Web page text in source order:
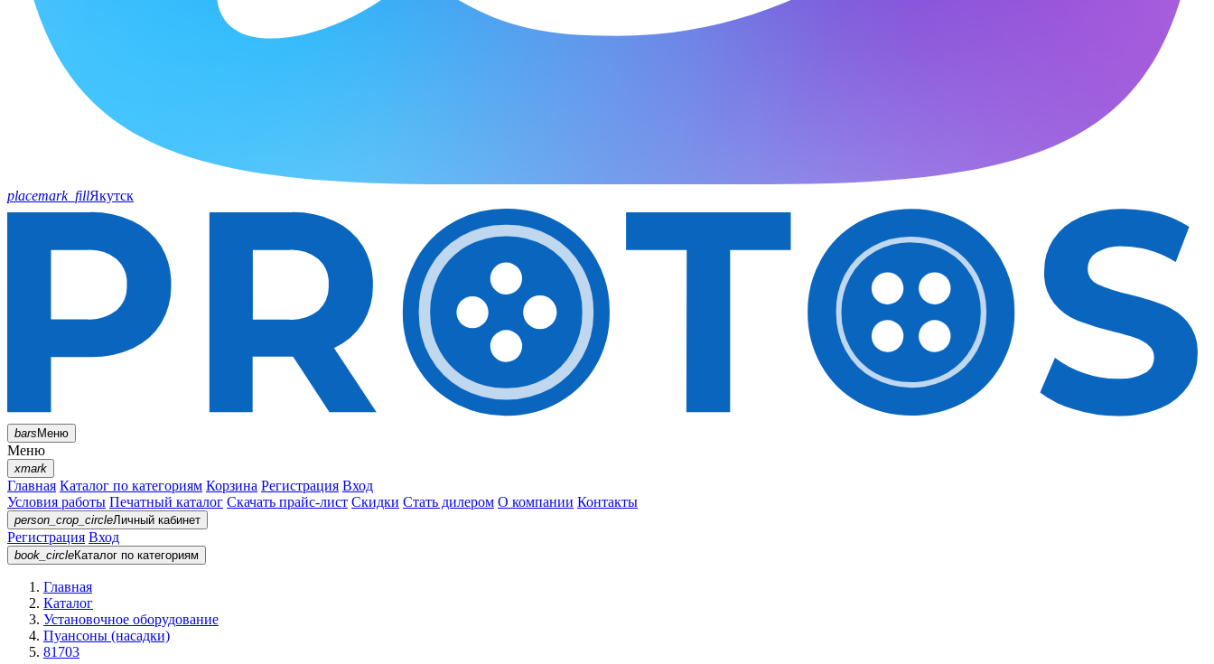
placemark_fillЯкутск
barsМеню
Меню
xmark
Главная Каталог по категориям Корзина Регистрация Вход
Условия работы Печатный каталог Скачать прайс-лист Скидки Стать дилером О компании Контакты
person_crop_circleЛичный кабинет
Регистрация Вход
book_circleКаталог по категориям
Главная
Каталог
Установочное оборудование
Пуансоны (насадки)
81703